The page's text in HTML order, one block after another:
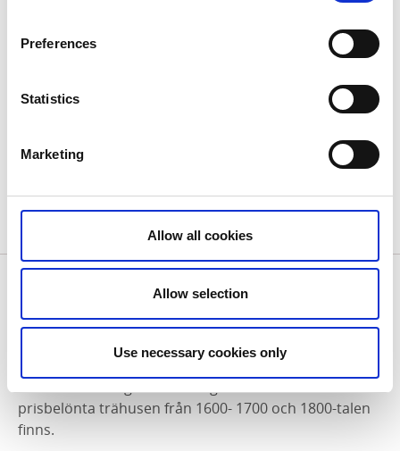
Preferences
Statistics
Marketing
Allow all cookies
Allow selection
Use necessary cookies only
Högaliden >>
BOKNING
UPPTÄCK HJO - DEN LILLA TRÄSTADEN
Hjo är känt för att vara en vacker liten trästad. I
kvarteret kring torget kan du strosa bland de mysiga
prisbelönta trähusen från 1600- 1700 och 1800-talen
finns.